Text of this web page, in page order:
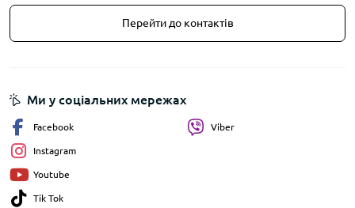
Перейти до контактів
Ми у соціальних мережах
Facebook
Instagram
Youtube
Tik Tok
Viber